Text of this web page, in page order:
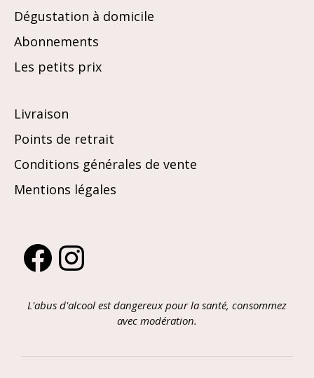
Dégustation à domicile
Abonnements
Les petits prix
Livraison
Points de retrait
Conditions générales de vente
Mentions légales
FacebookInstagram
L'abus d'alcool est dangereux pour la santé, consommez
avec modération.